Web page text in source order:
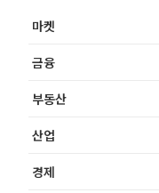
마켓
금융
부동산
산업
경제